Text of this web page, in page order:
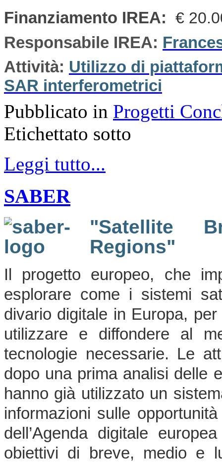
Finanziamento IREA: €
Responsabile IREA:
Attività: Utilizzo di
SAR interferometrici
Pubblicato in Progetti
Etichettato sotto
Leggi tutto...
SABER
"Satellite
Regions"
Il progetto europeo, che
esplorare come i sistemi
divario digitale in Europa,
utilizzare e diffondere al
tecnologie necessarie. Le
dopo una prima analisi delle
hanno già utilizzato un
informazioni sulle
dell’Agenda digitale
obiettivi di breve, medio e